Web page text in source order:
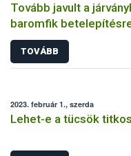
Tovább javult a
baromfik
szabályokon
TOVÁBB
2023. február 1., szerda
Lehet-e a tücsök